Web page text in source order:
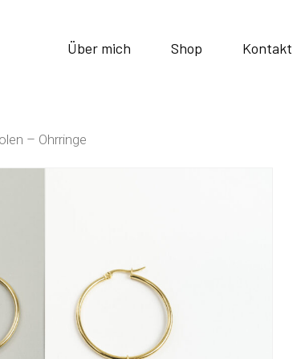
Über mich Shop Kontakt
– Ohrringe